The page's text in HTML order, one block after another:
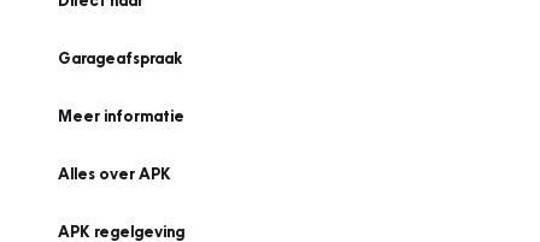
Garageafspraak
Meer informatie
Alles over APK
APK regelgeving